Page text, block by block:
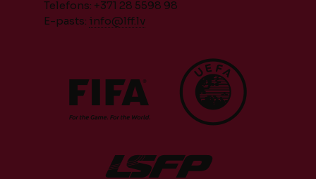
Telefons: +371 28 5598 98
E-pasts: info@lff.lv